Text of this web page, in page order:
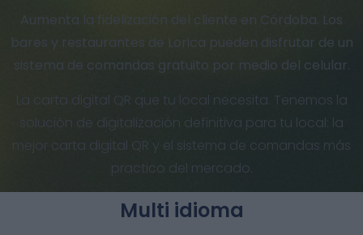
Aumenta la fidelización del cliente en Córdoba. Los
bares y restaurantes de Lorica pueden disfrutar de un
sistema de comandas gratuito por medio del celular.
La carta digital QR que tu local necesita. Tenemos la
solución de digitalización definitiva para tu local: la
mejor carta digital QR y el sistema de comandas más
practico del mercado.
Multi idioma